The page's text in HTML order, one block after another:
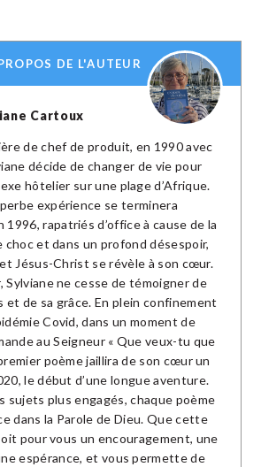
DE L'AUTEUR
Cartoux
de chef de produit, en 1990 avec
décide de changer de vie pour
hôtelier sur une plage d’Afrique.
expérience se terminera
rapatriés d’office à cause de la
choc et dans un profond désespoir,
Jésus-Christ se révèle à son cœur.
Sylviane ne cesse de témoigner de
et de sa grâce. En plein confinement
Covid, dans un moment de
au Seigneur « Que veux-tu que
poème jaillira de son cœur un
le début d’une longue aventure.
sujets plus engagés, chaque poème
dans la Parole de Dieu. Que cette
pour vous un encouragement, une
espérance, et vous permette de